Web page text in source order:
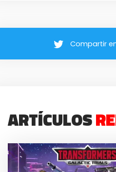
Compartir
ARTÍCULOS